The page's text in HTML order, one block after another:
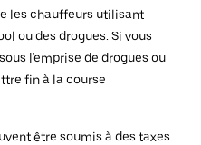
les chauffeurs utilisant
ou des drogues. Si vous
l'emprise de drogues ou
fin à la course
être soumis à des taxes